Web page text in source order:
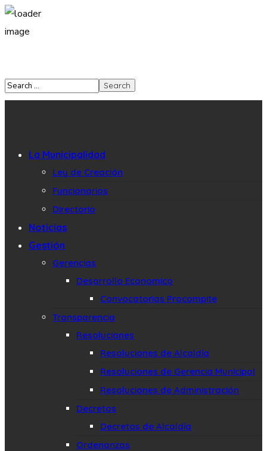
La Municipalidad
Ley de Creación
Funcionarios
Directorio
Noticias
Gestión
Gerencias
Desarrollo Economico
Convocatorias Procompite
Transparencia
Resoluciones
Resoluciones de Alcaldía
Resoluciones de Gerencia Municipal
Resoluciones de Administración
Decretos
Decretos de Alcaldía
Ordenanzas